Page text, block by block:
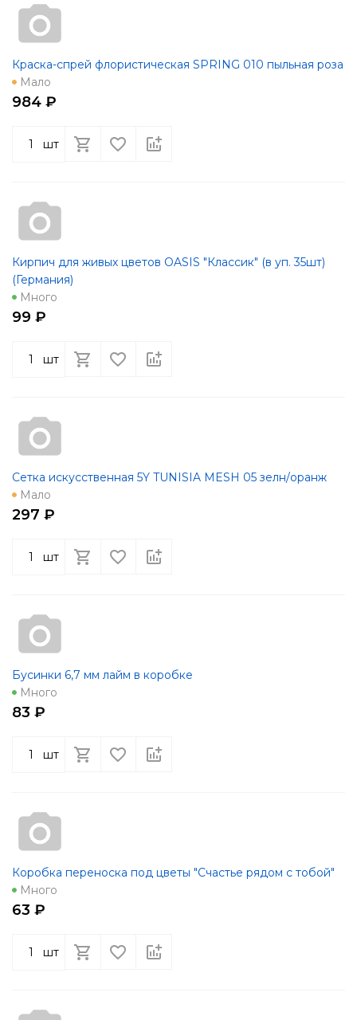
Краска-спрей флористическая SPRING 010 пыльная роза
Мало
984 ₽
шт
Кирпич для живых цветов OASIS "Классик" (в уп. 35шт)
(Германия)
Много
99 ₽
шт
Сетка искусственная 5Y TUNISIA MESH 05 зелн/оранж
Мало
297 ₽
шт
Бусинки 6,7 мм лайм в коробке
Много
83 ₽
шт
Коробка переноска под цветы "Счастье рядом с тобой"
Много
63 ₽
шт